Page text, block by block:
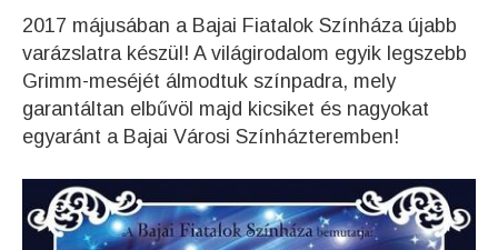
2017 májusában a Bajai Fiatalok Színháza újabb
varázslatra készül! A világirodalom egyik legszebb
Grimm-meséjét álmodtuk színpadra, mely
garantáltan elbűvöl majd kicsiket és nagyokat
egyaránt a Bajai Városi Színházteremben!